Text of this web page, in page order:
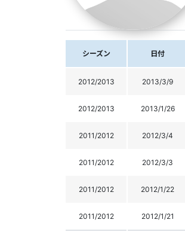
シーズン 日付
2012/2013 2013/3/9
2012/2013 2013/1/26
2011/2012 2012/3/4
2011/2012 2012/3/3
2011/2012 2012/1/22
2011/2012 2012/1/21